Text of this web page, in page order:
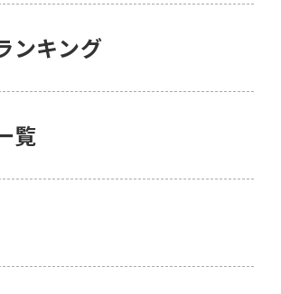
ンキング
覧